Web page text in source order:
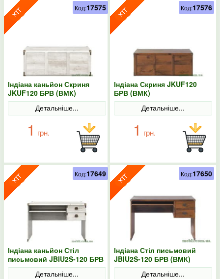
Індіана каньйон Скриня
JKUF120 БРВ (ВМК)
Детальніше...
1 грн.
Код:17575
Індіана Скриня JKUF120
БРВ (ВМК)
Детальніше...
1 грн.
Код:17576
Індіана каньйон Стіл
письмовий JBIU2S-120 БРВ
(ВМК)
Детальніше...
Код:17649
Індіана Стіл письмовий
JBIU2S-120 БРВ (ВМК)
Детальніше...
Код:17650